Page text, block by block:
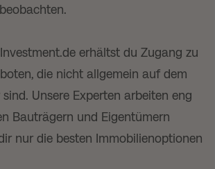
erhältst du Zugang zu
die nicht allgemein auf dem
Unsere Experten arbeiten eng
Bauträgern und Eigentümern
nur die besten Immobilienoptionen